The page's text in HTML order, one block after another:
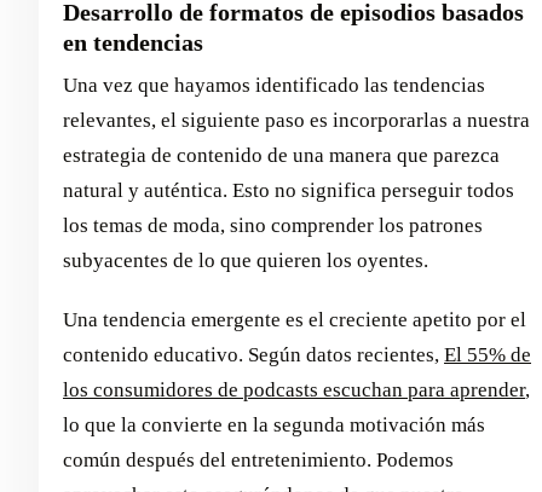
Desarrollo de formatos de episodios basados
en tendencias
Una vez que hayamos identificado las tendencias
relevantes, el siguiente paso es incorporarlas a nuestra
estrategia de contenido de una manera que parezca
natural y auténtica. Esto no significa perseguir todos
los temas de moda, sino comprender los patrones
subyacentes de lo que quieren los oyentes.
Una tendencia emergente es el creciente apetito por el
contenido educativo. Según datos recientes, El 55% de
los consumidores de podcasts escuchan para aprender,
lo que la convierte en la segunda motivación más
común después del entretenimiento. Podemos